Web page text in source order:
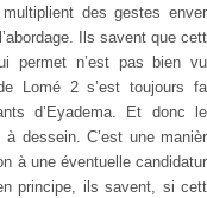
des gestes
Ils savent que
permet n’est pas bien
Lomé 2 s’est toujours
d’Eyadema. Et donc
dessein. C’est une
à une éventuelle
principe, ils savent, si